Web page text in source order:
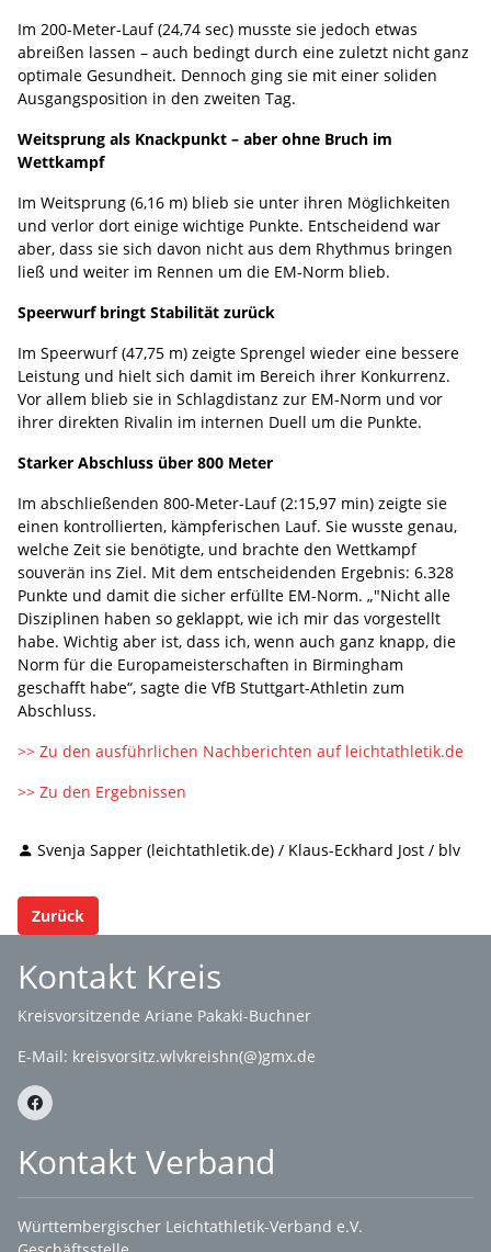
Im 200-Meter-Lauf (24,74 sec) musste sie jedoch etwas
abreißen lassen – auch bedingt durch eine zuletzt nicht ganz
optimale Gesundheit. Dennoch ging sie mit einer soliden
Ausgangsposition in den zweiten Tag.
Weitsprung als Knackpunkt – aber ohne Bruch im
Wettkampf
Im Weitsprung (6,16 m) blieb sie unter ihren Möglichkeiten
und verlor dort einige wichtige Punkte. Entscheidend war
aber, dass sie sich davon nicht aus dem Rhythmus bringen
ließ und weiter im Rennen um die EM-Norm blieb.
Speerwurf bringt Stabilität zurück
Im Speerwurf (47,75 m) zeigte Sprengel wieder eine bessere
Leistung und hielt sich damit im Bereich ihrer Konkurrenz.
Vor allem blieb sie in Schlagdistanz zur EM-Norm und vor
ihrer direkten Rivalin im internen Duell um die Punkte.
Starker Abschluss über 800 Meter
Im abschließenden 800-Meter-Lauf (2:15,97 min) zeigte sie
einen kontrollierten, kämpferischen Lauf. Sie wusste genau,
welche Zeit sie benötigte, und brachte den Wettkampf
souverän ins Ziel. Mit dem entscheidenden Ergebnis: 6.328
Punkte und damit die sicher erfüllte EM-Norm. „"Nicht alle
Disziplinen haben so geklappt, wie ich mir das vorgestellt
habe. Wichtig aber ist, dass ich, wenn auch ganz knapp, die
Norm für die Europameisterschaften in Birmingham
geschafft habe“, sagte die VfB Stuttgart-Athletin zum
Abschluss.
>> Zu den ausführlichen Nachberichten auf leichtathletik.de
>> Zu den Ergebnissen
Svenja Sapper (leichtathletik.de) / Klaus-Eckhard Jost / blv
Zurück
Kontakt Kreis
Kreisvorsitzende Ariane Pakaki-Buchner
E-Mail: kreisvorsitz.wlvkreishn(@)gmx.de
Kontakt Verband
Württembergischer Leichtathletik-Verband e.V.